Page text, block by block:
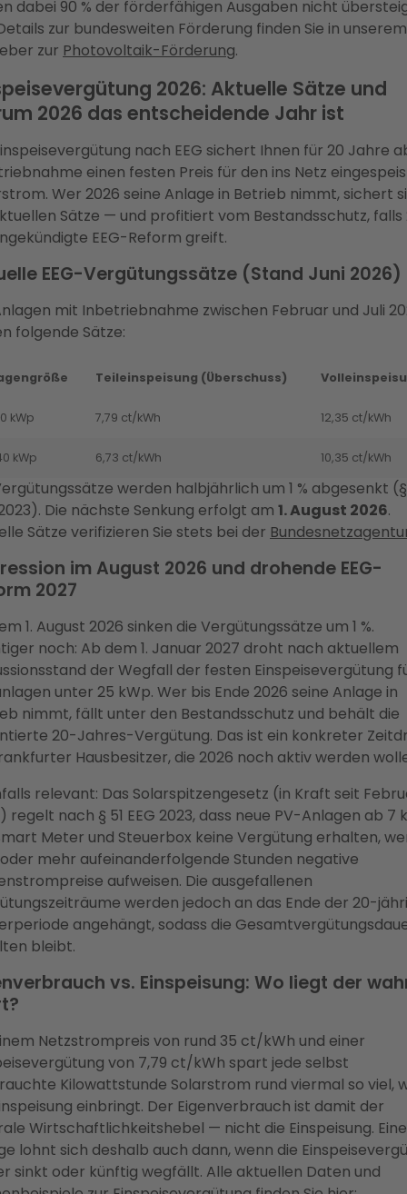
dabei 90 % der förderfähigen Ausgaben nicht
zur bundesweiten Förderung finden Sie in unserem
zur Photovoltaik-Förderung.
2026: Aktuelle Sätze und
2026 das entscheidende Jahr ist
nach EEG sichert Ihnen für 20 Jahre
einen festen Preis für den ins Netz
Wer 2026 seine Anlage in Betrieb nimmt, sichert
Sätze — und profitiert vom Bestandsschutz, falls
EEG-Reform greift.
EEG-Vergütungssätze (Stand Juni 2026)
mit Inbetriebnahme zwischen Februar und Juli
folgende Sätze:
Teileinspeisung (Überschuss)
kWp 7,79 ct/kWh 12,35 ct/kWh
kWp 6,73 ct/kWh 10,35 ct/kWh
werden halbjährlich um 1 % abgesenkt
Die nächste Senkung erfolgt am 1. August 2026.
Sätze verifizieren Sie stets bei der
im August 2026 und drohende EEG-
2027
1. August 2026 sinken die Vergütungssätze um 1 %.
noch: Ab dem 1. Januar 2027 droht nach aktuellem
der Wegfall der festen Einspeisevergütung
unter 25 kWp. Wer bis Ende 2026 seine Anlage in
nimmt, fällt unter den Bestandsschutz und behält die
20-Jahres-Vergütung. Das ist ein konkreter
Hausbesitzer, die 2026 noch aktiv werden
relevant: Das Solarspitzengesetz (in Kraft seit
regelt nach § 51 EEG 2023, dass neue PV-Anlagen ab 7
Meter und Steuerbox keine Vergütung erhalten,
mehr aufeinanderfolgende Stunden negative
aufweisen. Die ausgefallenen
werden jedoch an das Ende der 20-
angehängt, sodass die
bleibt.
vs. Einspeisung: Wo liegt der
Netzstrompreis von rund 35 ct/kWh und einer
von 7,79 ct/kWh spart jede selbst
Kilowattstunde Solarstrom rund viermal so viel,
einbringt. Der Eigenverbrauch ist damit der
Wirtschaftlichkeitshebel — nicht die Einspeisung.
lohnt sich deshalb auch dann, wenn die
sinkt oder künftig wegfällt. Alle aktuellen Daten und